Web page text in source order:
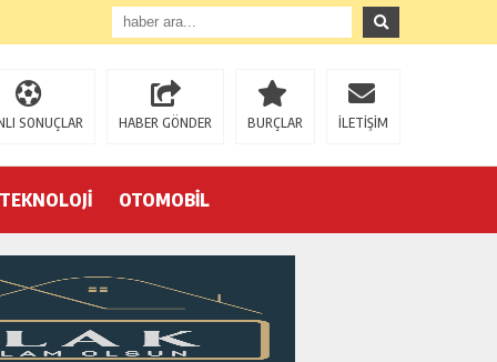
SONUÇLAR HABER GÖNDER BURÇLAR İLETİŞİM
TEKNOLOJİ OTOMOBİL